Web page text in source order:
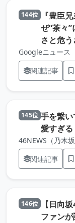
144位
『豊臣
ぜ“茶々
さと危
Googleニュース
関連記事
145位 手を繋
愛すぎる
46NEWS（乃木坂
関連記事
146位
【日向
ファン